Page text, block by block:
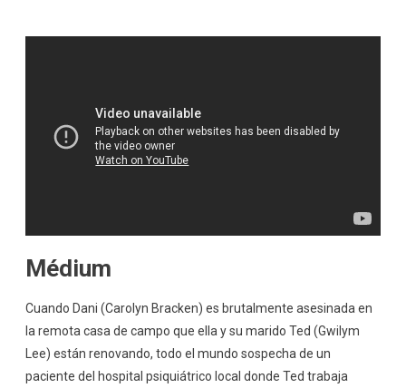
Médium
Cuando Dani (Carolyn Bracken) es brutalmente asesinada en
la remota casa de campo que ella y su marido Ted (Gwilym
Lee) están renovando, todo el mundo sospecha de un
paciente del hospital psiquiátrico local donde Ted trabaja